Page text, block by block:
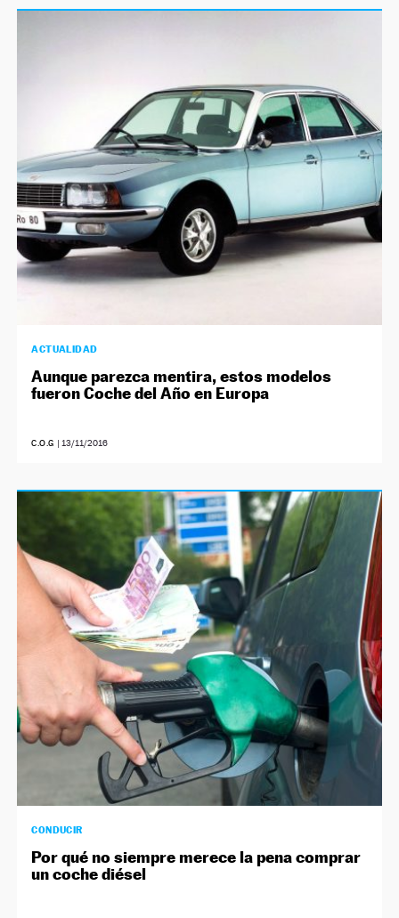
ACTUALIDAD
Aunque parezca mentira, estos modelos
fueron Coche del Año en Europa
C.O.G | 13/11/2016
CONDUCIR
Por qué no siempre merece la pena comprar
un coche diésel